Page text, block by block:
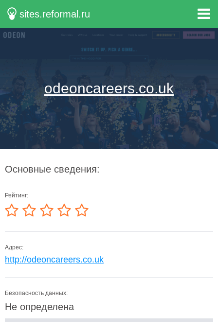
sites.reformal.ru
odeoncareers.co.uk
Основные сведения:
Рейтинг:
Адрес:
http://odeoncareers.co.uk
Безопасность данных:
Не определена